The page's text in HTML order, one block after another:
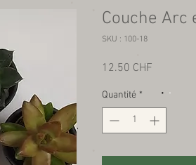
Couche Arc
SKU : 100-18
12.50 CHF
Quantité *